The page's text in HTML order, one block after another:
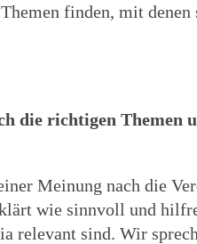
finden, mit
die richtigen Themen
Meinung nach die
wie sinnvoll und
relevant sind. Wir